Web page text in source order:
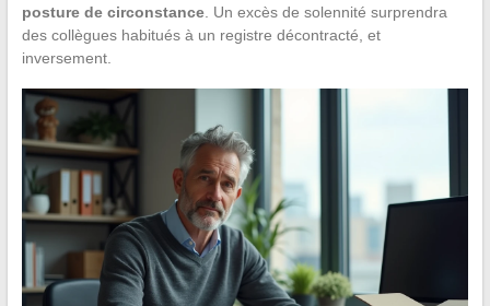
posture de circonstance. Un excès de solennité surprendra
des collègues habitués à un registre décontracté, et
inversement.